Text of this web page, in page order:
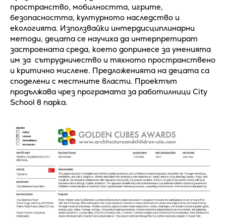
пространство, мобилността, игрите,
безопасността, културното наследство и
екологията. Използвайки интердисциплинарни
методи, децата се научиха да интерпретират
застроената среда, което допринесе за уменията
им за сътрудничество и тяхното пространствено
и критично мислене. Предложенията на децата са
споделени с местните власти. Проектът
продължава чрез програмата за работилници City
School в парка.